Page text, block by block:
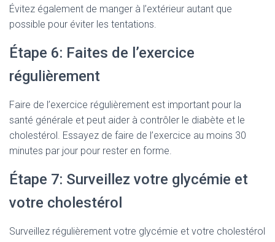
Évitez également de manger à l’extérieur autant que
possible pour éviter les tentations.
Étape 6: Faites de l’exercice
régulièrement
Faire de l’exercice régulièrement est important pour la
santé générale et peut aider à contrôler le diabète et le
cholestérol. Essayez de faire de l’exercice au moins 30
minutes par jour pour rester en forme.
Étape 7: Surveillez votre glycémie et
votre cholestérol
Surveillez régulièrement votre glycémie et votre cholestérol